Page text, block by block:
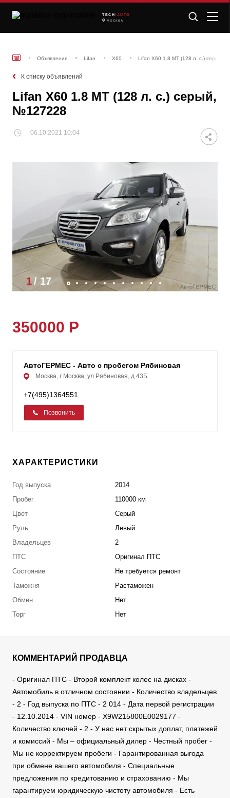
TECH /AUTO
МОСКВА
Объявления Lifan X60 Lifan X60 1.8 MT (128 л. с.) серый,
К списку объявлений
Lifan X60 1.8 MT (128 л. с.) серый,
№127228
06.10.2021 10:04
1/ 17
350000 Р
АвтоГЕРМЕС - Авто с пробегом Рябиновая
Москва, г Москва, ул Рябиновая, д 43Б
+7(495)1364551
Позвонить
ХАРАКТЕРИСТИКИ
Год выпуска
2014
Пробег
110000 км
Цвет
Серый
Руль
Левый
Владельцев
2
ПТС
Оригинал ПТС
Состояние
Не требуется ремонт
Таможня
Растаможен
Обмен
Нет
Торг
Нет
КОММЕНТАРИЙ ПРОДАВЦА
- Оригинал ПТС - Второй комплект колес на дисках -
Автомобиль в отличном состоянии - Количество владельцев
- 2 - Год выпуска по ПТС - 2 014 - Дата первой регистрации
- 12.10.2014 - VIN номер - X9W215800E0029177 -
Количество ключей - 2 - У нас нет скрытых доплат, платежей
и комиссий - Мы – официальный дилер - Честный пробег -
Мы не корректируем пробеги - Гарантированная выгода
при обмене вашего автомобиля - Специальные
предложения по кредитованию и страхованию - Мы
гарантируем юридическую чистоту автомобиля - Есть